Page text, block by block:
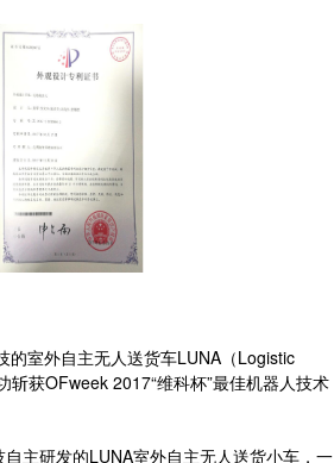
的室外自主无人送货车LUNA（Logistic
斩获OFweek 2017“维科杯”最佳机器人技术
主研发的LUNA室外自主无人送货小车，一